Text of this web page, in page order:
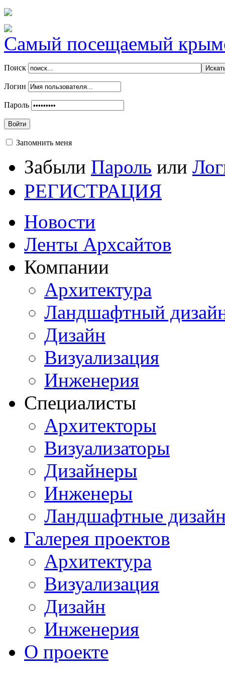
Самый посещаемый
Поиск
Логин
Пароль
Войти
Запомнить меня
Забыли Пароль или
РЕГИСТРАЦИЯ
Новости
Ленты Архсайтов
Компании
Архитектура
Ландшафтный
Дизайн
Визуализация
Инженерия
Специалисты
Архитекторы
Визуализаторы
Дизайнеры
Инженеры
Ландшафтные
Галерея проектов
Архитектура
Визуализация
Дизайн
Инженерия
О проекте